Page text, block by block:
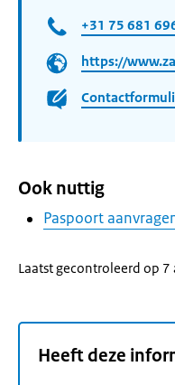
+31 75 681
https://
Ook nuttig
Paspoort
Laatst gecontroleerd op
Heeft deze